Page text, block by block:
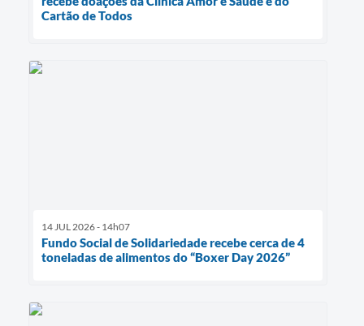
Cartão de Todos
14 JUL 2026 - 14h07
Fundo Social de Solidariedade recebe cerca de 4
toneladas de alimentos do “Boxer Day 2026”